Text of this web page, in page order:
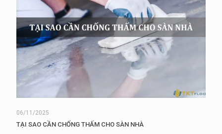
06/11/2025
TẠI SAO CẦN CHỐNG THẤM CHO SÀN NHÀ